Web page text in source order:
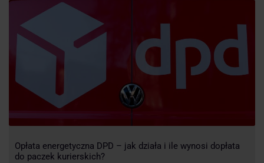
nadchodzi czas na wyjątkowo ciekawą historię tego,
co zrobił pewien kurier DPD.
Opłata energetyczna DPD – jak działa i ile wynosi dopłata
do paczek kurierskich?